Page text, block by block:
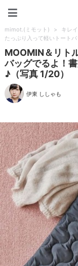
mimot.(ミモット) > キレ
たっぷり入って軽いトート
MOOMIN＆リト
バッグでるよ！
♪（写真 1/20）
伊東 ししゃも